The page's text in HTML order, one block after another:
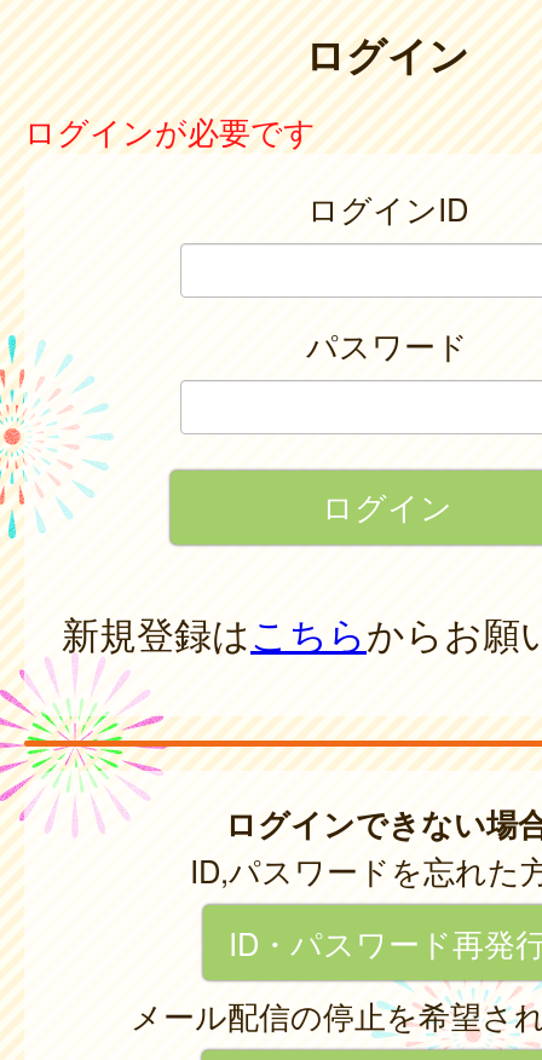
ログイン
ログインが必要です
ログインID
パスワード
新規登録はこちらからお願
ログインできない場
ID,パスワードを忘れた
ID・パスワード再発
メール配信の停止を希望さ